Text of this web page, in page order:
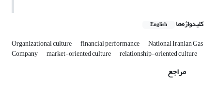
کلیدواژه‌ها English
Organizational culture financial performance National Iranian Gas
Company market-oriented culture relationship-oriented culture
مراجع